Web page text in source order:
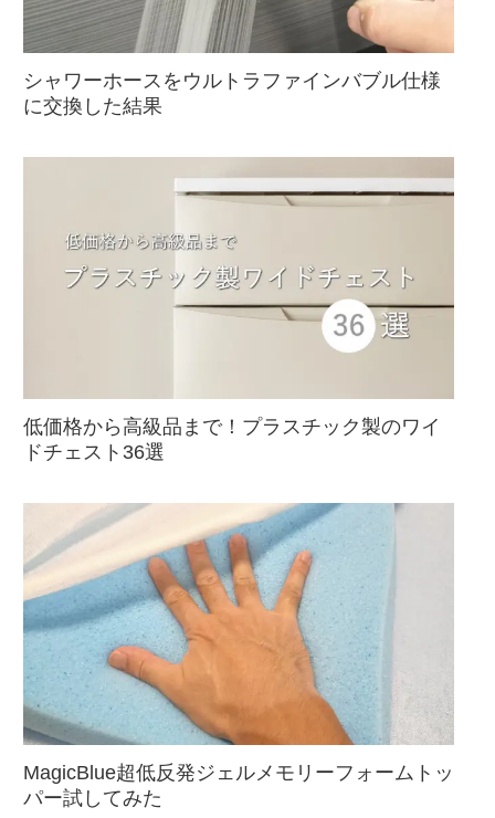
シャワーホースをウルトラファインバブル仕様
に交換した結果
低価格から高級品まで！プラスチック製のワイ
ドチェスト36選
MagicBlue超低反発ジェルメモリーフォームトッ
パー試してみた